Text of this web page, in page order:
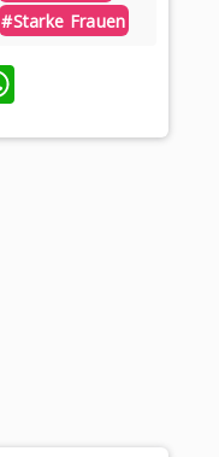
#starke Frauen
WhatsApp